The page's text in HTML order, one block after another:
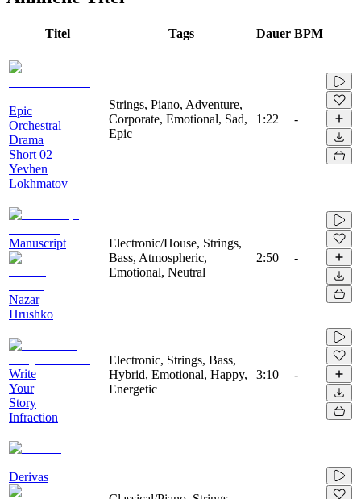
Titel Tags Dauer BPM
Epic
Orchestral
Drama
Short 02
Yevhen
Lokhmatov
Strings, Piano, Adventure,
Corporate, Emotional, Sad,
Epic
1:22 -
Manuscript
Nazar
Hrushko
Electronic/House, Strings,
Bass, Atmospheric,
Emotional, Neutral
2:50 -
Write
Your
Story
Infraction
Electronic, Strings, Bass,
Hybrid, Emotional, Happy,
Energetic
3:10 -
Derivas